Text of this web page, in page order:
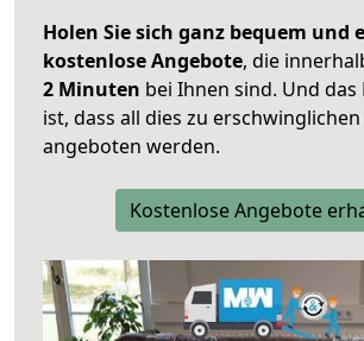
Holen Sie sich ganz bequem und
kostenlose Angebote, die
2 Minuten bei Ihnen sind. Und das
ist, dass all dies zu
angeboten werden.
Kostenlose Angebote